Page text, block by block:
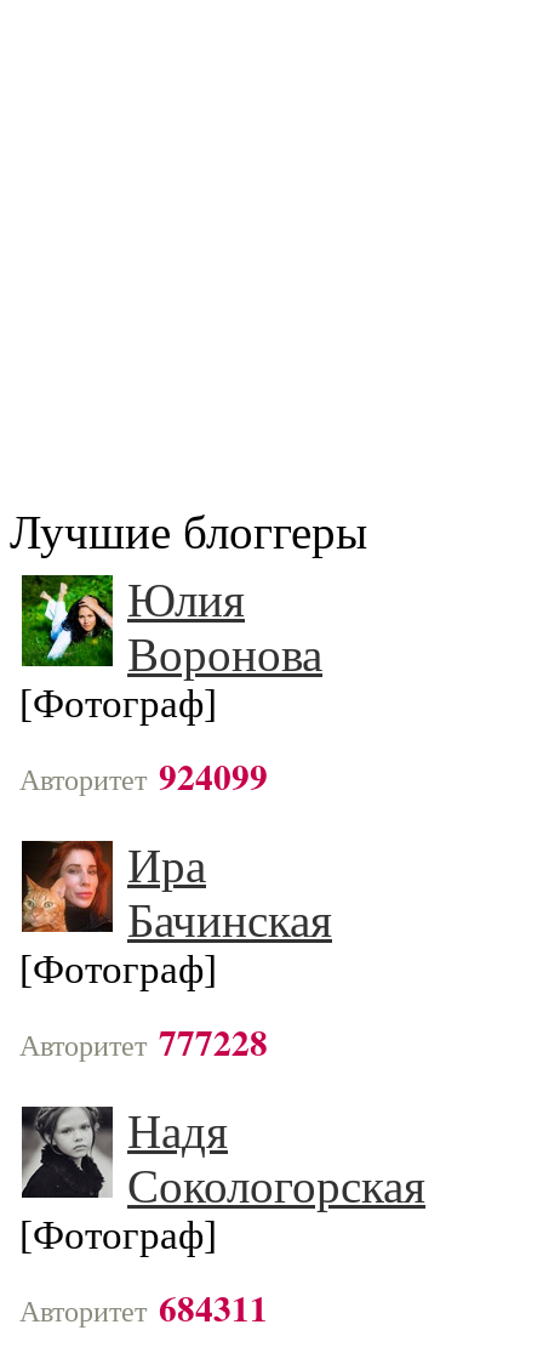
Лучшие блоггеры
Юлия
Воронова
[Фотограф]
Авторитет 924099
Ира
Бачинская
[Фотограф]
Авторитет 777228
Надя
Сокологорская
[Фотограф]
Авторитет 684311